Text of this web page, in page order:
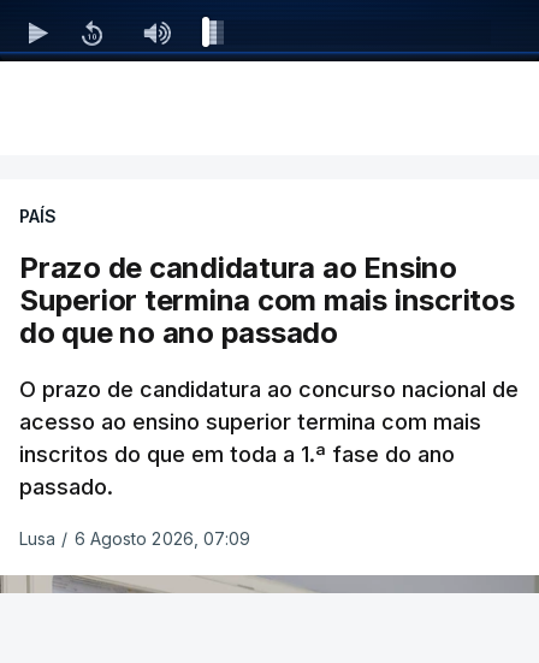
PAÍS
Prazo de candidatura ao Ensino
Superior termina com mais inscritos
do que no ano passado
O prazo de candidatura ao concurso nacional de
acesso ao ensino superior termina com mais
inscritos do que em toda a 1.ª fase do ano
passado.
Lusa / 6 Agosto 2026, 07:09